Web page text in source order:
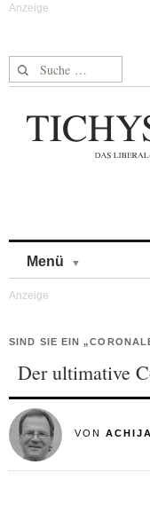
Suche nach:
Menü
SIND SIE EIN
Der ultimative
VON